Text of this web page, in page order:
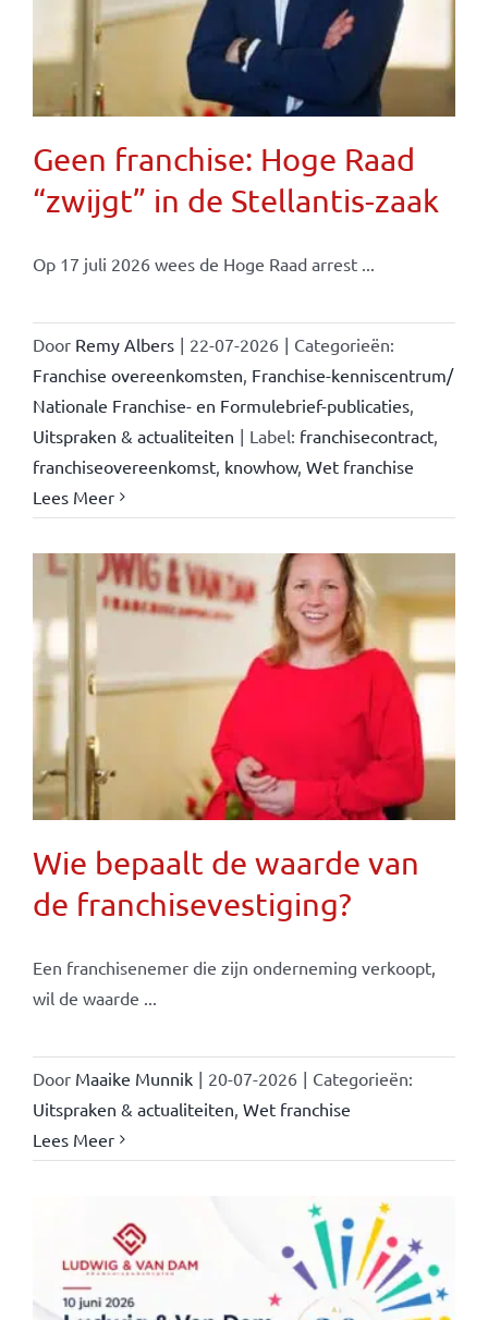
Geen franchise: Hoge Raad
“zwijgt” in de Stellantis-zaak
Op 17 juli 2026 wees de Hoge Raad arrest ...
Door Remy Albers | 22-07-2026 | Categorieën:
Franchise overeenkomsten Franchise-kenniscentrum/
Nationale Franchise- en Formulebrief-publicaties,
Uitspraken & actualiteiten | Label: franchisecontract,
franchiseovereenkomst, knowhow, Wet franchise
Lees Meer
Wie bepaalt de waarde van
de franchisevestiging?
Een franchisenemer die zijn onderneming verkoopt,
wil de waarde ...
Door Maaike Munnik | 20-07-2026 | Categorieën:
Uitspraken & actualiteiten Wet franchise
Lees Meer